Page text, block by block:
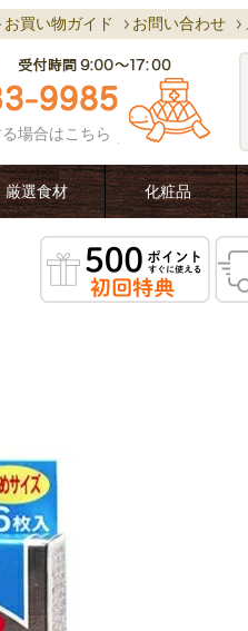
お買い物ガイド お問い合わせ
場合は こちら
厳選食材 化粧品